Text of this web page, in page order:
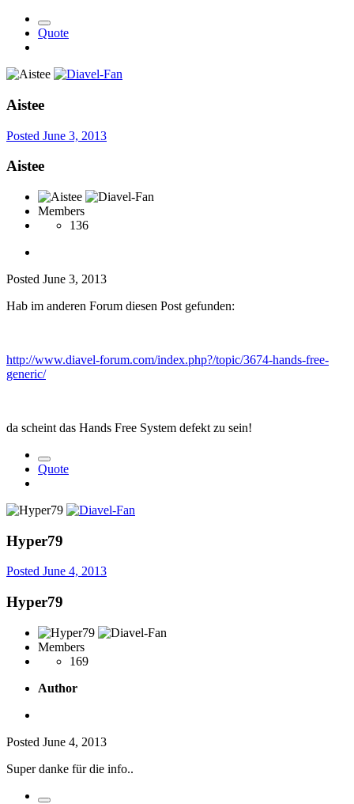
Quote
Aistee
Posted June 3, 2013
Aistee
Members
136
Posted June 3, 2013
Hab im anderen Forum diesen Post gefunden:
http://www.diavel-forum.com/index.php?/topic/3674-hands-free-
generic/
da scheint das Hands Free System defekt zu sein!
Quote
Hyper79
Posted June 4, 2013
Hyper79
Members
169
Author
Posted June 4, 2013
Super danke für die info..